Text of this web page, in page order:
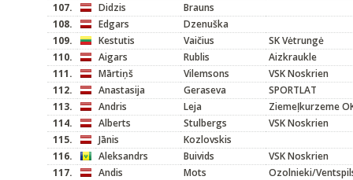
107.
Didzis
Brauns
108.
Edgars
Dzenuška
109.
Kestutis Vaičius
SK Vėtrungė
110.
Aigars Rublis
Aizkraukle
111.
Mārtiņš Vilemsons
VSK Noskrien
112.
Anastasija Geraseva
SPORTLAT
113.
Andris Leja
Ziemeļkurzeme
114.
Alberts Stulbergs
VSK Noskrien
115.
Jānis
Kozlovskis
116.
Aleksandrs Buivids
VSK Noskrien
117.
Andis Mots
Ozolnieki/